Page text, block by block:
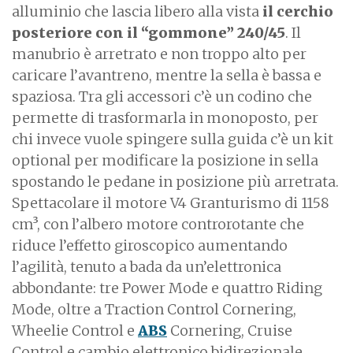
alluminio che lascia libero alla vista il cerchio
posteriore con il “gommone” 240/45. Il
manubrio è arretrato e non troppo alto per
caricare l’avantreno, mentre la sella è bassa e
spaziosa. Tra gli accessori c’è un codino che
permette di trasformarla in monoposto, per
chi invece vuole spingere sulla guida c’è un kit
optional per modificare la posizione in sella
spostando le pedane in posizione più arretrata.
Spettacolare il motore V4 Granturismo di 1158
cm³, con l’albero motore controrotante che
riduce l’effetto giroscopico aumentando
l’agilità, tenuto a bada da un’elettronica
abbondante: tre Power Mode e quattro Riding
Mode, oltre a Traction Control Cornering,
Wheelie Control e ABS Cornering, Cruise